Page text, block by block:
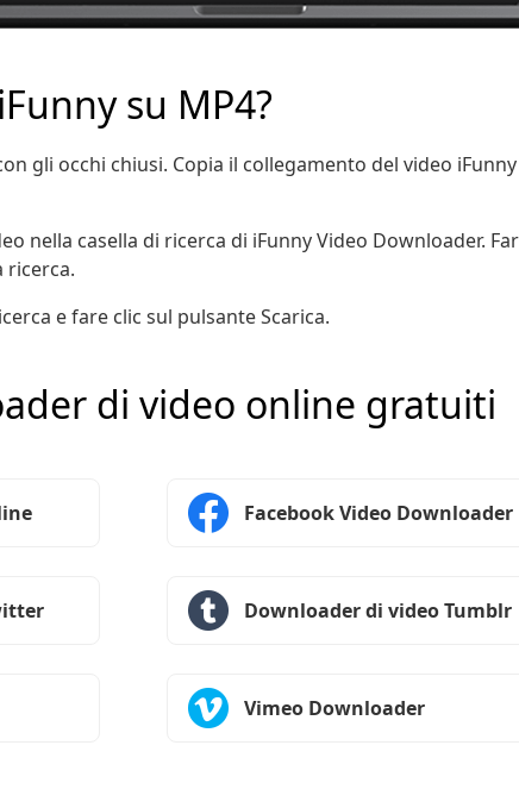
su MP4?
gli occhi chiusi. Copia il collegamento del video
nella casella di ricerca di iFunny Video Downloader.
ricerca.
e fare clic sul pulsante Scarica.
di video online gratuiti
Facebook Video Downloader
Downloader di video Tumblr
Vimeo Downloader